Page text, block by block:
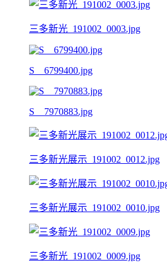
三多新光_191002_0003.jpg
S__6799400.jpg
S__7970883.jpg
三多新光展示_191002_0012.jpg
三多新光展示_191002_0010.jpg
三多新光_191002_0009.jpg